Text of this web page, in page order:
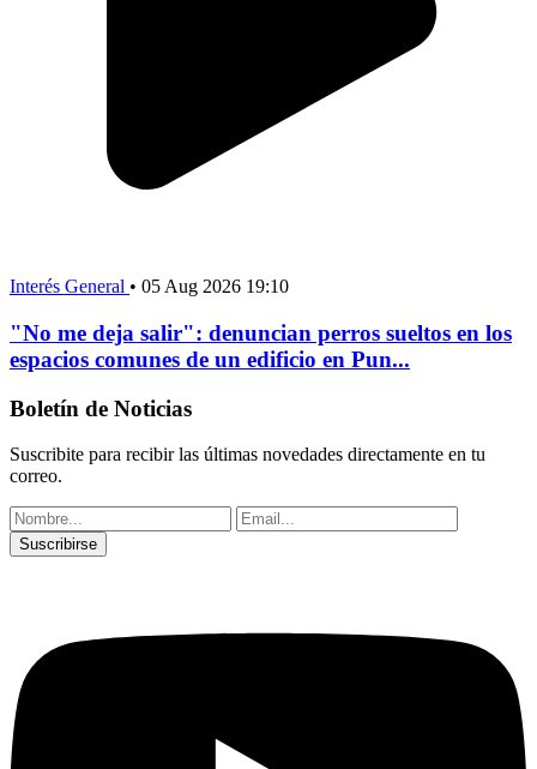
Interés General • 05 Aug 2026 19:10
"No me deja salir": denuncian perros sueltos en los
espacios comunes de un edificio en Pun...
Boletín de Noticias
Suscribite para recibir las últimas novedades directamente en tu
correo.
Suscribirse